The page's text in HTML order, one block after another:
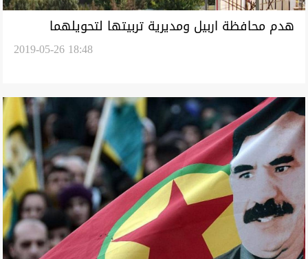
هدم محافظة اربيل ومديرية تربيتها لتحويلهما
2019-05-26 18:48